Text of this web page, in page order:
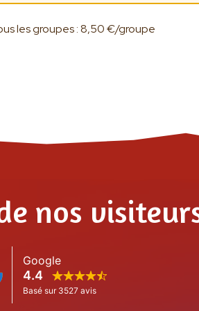
les groupes : 8,50 €/groupe
nos